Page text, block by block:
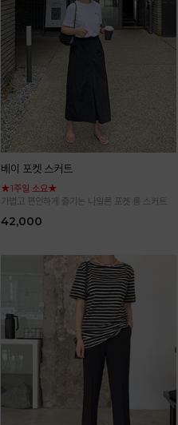
베이 포켓 스커트
★1주일 소요★
가볍고 편안하게 즐기는 나일론 포켓 롱 스커트
42,000